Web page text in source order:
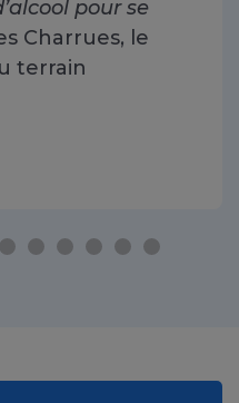
pour se
Charrues, le
terrain